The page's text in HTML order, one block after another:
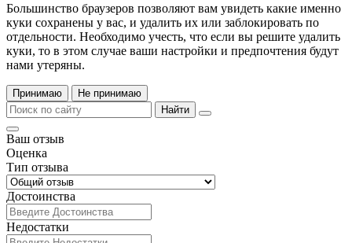
Большинство браузеров позволяют вам увидеть какие именно
куки сохранены у вас, и удалить их или заблокировать по
отдельности. Необходимо учесть, что если вы решите удалить
куки, то в этом случае ваши настройки и предпочтения будут
нами утеряны.
Принимаю
Не принимаю
Найти
Ваш отзыв
Оценка
Тип отзыва
Достоинства
Недостатки